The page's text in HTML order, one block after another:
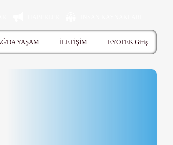
YAŞAM İLETİŞİM EYOTEK Giriş